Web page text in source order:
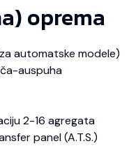
oprema
automatske modele)
auspuha
2-16 agregata
panel (A.T.S.)